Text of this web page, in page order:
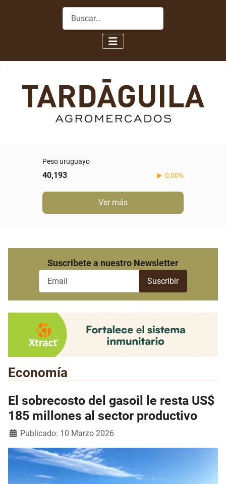
Buscar
Peso uruguayo
40,193 0,00%
Ver más
Suscribete a nuestro Newsletter
Economía
El sobrecosto del gasoil le resta US$
185 millones al sector productivo
Detalles
Publicado: 10 Marzo 2026